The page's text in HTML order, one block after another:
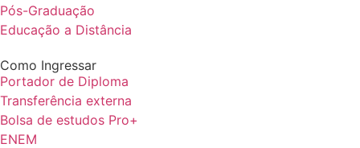
Pós-Graduação
Educação a Distância
Como Ingressar
Portador de Diploma
Transferência externa
Bolsa de estudos Pro+
ENEM